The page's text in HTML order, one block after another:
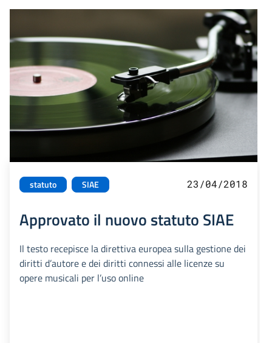
statuto SIAE 23/04/2018
Approvato il nuovo statuto SIAE
Il testo recepisce la direttiva europea sulla gestione dei
diritti d’autore e dei diritti connessi alle licenze su
opere musicali per l’uso online